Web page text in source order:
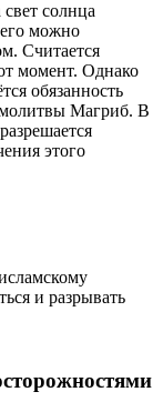
солнца
можно
Считается
момент. Однако
обязанность
Магриб. В
этого
и разрывать